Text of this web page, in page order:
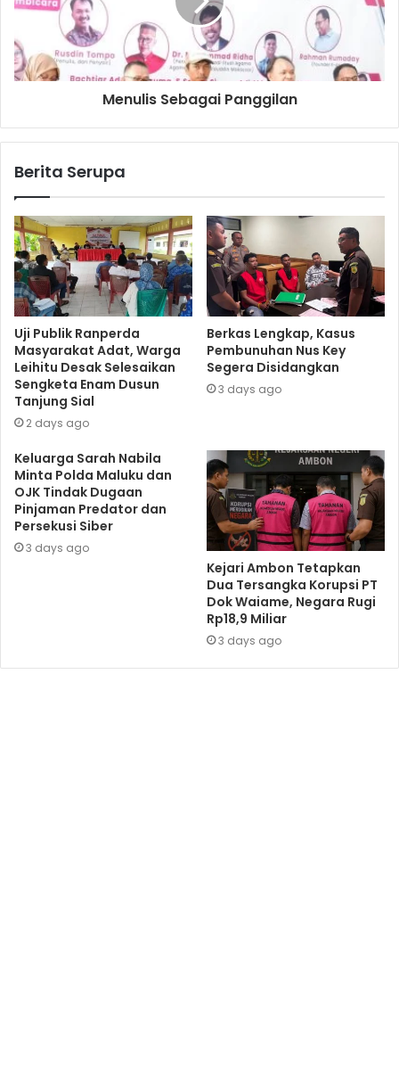
Menulis Sebagai Panggilan
Berita Serupa
Uji Publik Ranperda
Masyarakat Adat, Warga
Leihitu Desak Selesaikan
Sengketa Enam Dusun
Tanjung Sial
2 days ago
Berkas Lengkap, Kasus
Pembunuhan Nus Key
Segera Disidangkan
3 days ago
Keluarga Sarah Nabila
Minta Polda Maluku dan
OJK Tindak Dugaan
Pinjaman Predator dan
Persekusi Siber
3 days ago
Kejari Ambon Tetapkan
Dua Tersangka Korupsi PT
Dok Waiame, Negara Rugi
Rp18,9 Miliar
3 days ago